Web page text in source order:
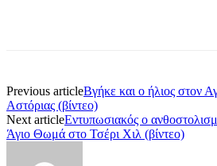
Previous articleΒγήκε και ο ήλιος στον
Αστόριας (βίντεο)
Next articleΕντυπωσιακός ο
Άγιο Θωμά στο Τσέρι Χιλ (βίντεο)